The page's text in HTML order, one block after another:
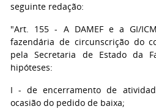
seguinte redação:
"Art. 155 - A DAMEF e a GI/
fazendária de circunscrição do
pela Secretaria de Estado da
hipóteses:
I - de encerramento de
ocasião do pedido de baixa;